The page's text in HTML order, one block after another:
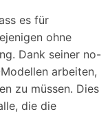
es für
ohne
Dank seiner no-
arbeiten,
zu müssen. Dies
die die